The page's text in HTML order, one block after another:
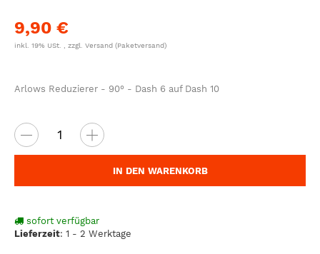
9,90 €
inkl. 19% USt. , zzgl. Versand (Paketversand)
Arlows Reduzierer - 90° - Dash 6 auf Dash 10
IN DEN WARENKORB
sofort verfügbar
Lieferzeit: 1 - 2 Werktage